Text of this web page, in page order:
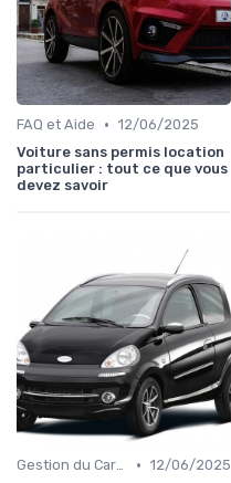
FAQ et Aide • 12/06/2025
Voiture sans permis location
particulier : tout ce que vous
devez savoir
Gestion du Carburant et Entretien • 12/06/2025